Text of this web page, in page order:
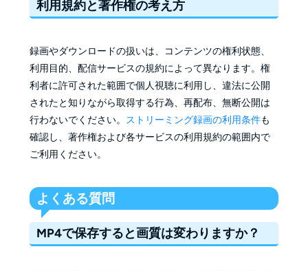
利用規約と著作権の考え方
録画やダウンロードの扱いは、コンテンツの権利状態、
利用目的、配信サービスの規約によって異なります。権
利者に許可された範囲で個人視聴に利用し、違法に公開
されたと知りながら取得する行為、再配布、無断公開は
行わないでください。 ストリーミング録画の利用条件も
確認し、著作権および各サービスの利用規約の範囲内で
ご利用ください。
よくある質問
MP4で保存すると画質は変わりますか？